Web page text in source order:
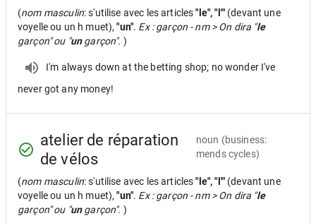
(nom masculin: s'utilise avec les articles"le", "l'" (devant une
voyelle ou un h muet),"un". Ex : garçon - nm > On dira "le
garçon" ou "ungarçon". )
I'm always down at the betting shop; no wonder I've
never got any money!
atelier de réparation
de vélos
noun (business:
mends cycles)
(nom masculin: s'utilise avec les articles"le", "l'" (devant une
voyelle ou un h muet),"un". Ex : garçon - nm > On dira "le
garçon" ou "ungarçon". )